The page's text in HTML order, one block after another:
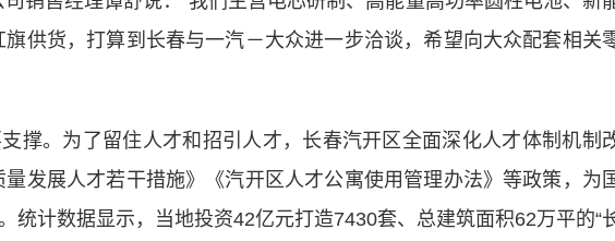
供货，打算到长春与一汽－大众进一步洽谈，希望向大众配套相关
。为了留住人才和招引人才，长春汽开区全面深化人才体制机制
发展人才若干措施》《汽开区人才公寓使用管理办法》等政策，为
统计数据显示，当地投资42亿元打造7430套、总建筑面积62万平的“